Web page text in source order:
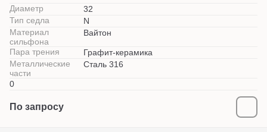
Диаметр
32
Тип седла
N
Материал
сильфона
Вайтон
Пара трения
Графит-керамика
Металлические
части
Сталь 316
0
По запросу